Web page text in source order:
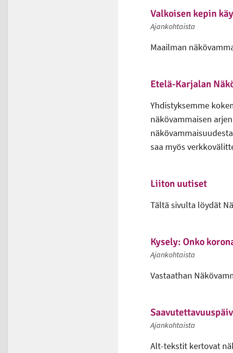
Valkoisen kepin
Ajankohtaista
Maailman
Etelä-Karjalan
Yhdistyksemme
näkövammaisen
saa myös
Liiton uutiset
Tältä sivulta löydät
Kysely: Onko
Ajankohtaista
Vastaathan
Ajankohtaista
Alt-tekstit kertovat